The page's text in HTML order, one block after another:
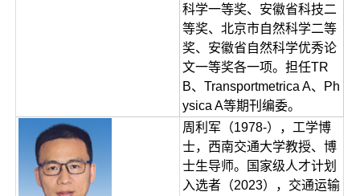
科学一等奖、安徽省科技二
等奖、北京市自然科学二等
奖、安徽省自然科学优秀论
文一等奖各一项。担任TR
B、Transportmetrica A、Ph
ysica A等期刊编委。
周利军（1978-），工学博
士，西南交通大学教授、博
士生导师。国家级人才计划
入选者（2023），交通运输